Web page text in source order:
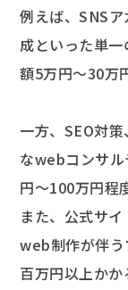
例えば、SNS
成といった単
額5万円〜30万
一方、SEO対
なwebコンサ
円〜100万円程
また、公式サ
web制作が伴う
百万円以上かか